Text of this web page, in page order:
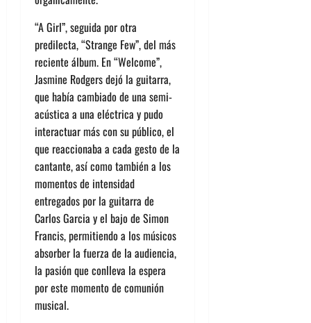
“A Girl”, seguida por otra
predilecta, “Strange Few”, del más
reciente álbum. En “Welcome”,
Jasmine Rodgers dejó la guitarra,
que había cambiado de una semi-
acústica a una eléctrica y pudo
interactuar más con su público, el
que reaccionaba a cada gesto de la
cantante, así como también a los
momentos de intensidad
entregados por la guitarra de
Carlos Garcia y el bajo de Simon
Francis, permitiendo a los músicos
absorber la fuerza de la audiencia,
la pasión que conlleva la espera
por este momento de comunión
musical.